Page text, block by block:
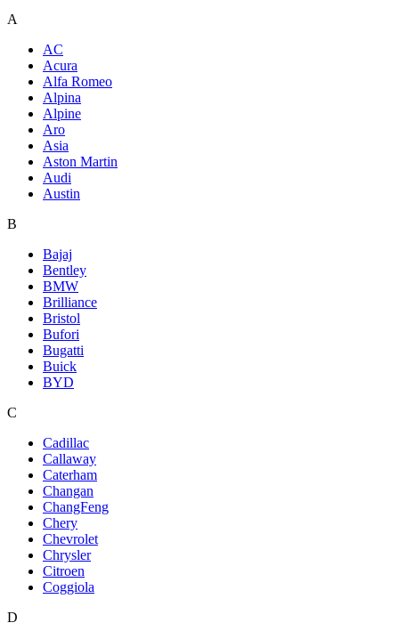
A
AC
Acura
Alfa Romeo
Alpina
Alpine
Aro
Asia
Aston Martin
Audi
Austin
B
Bajaj
Bentley
BMW
Brilliance
Bristol
Bufori
Bugatti
Buick
BYD
C
Cadillac
Callaway
Caterham
Changan
ChangFeng
Chery
Chevrolet
Chrysler
Citroen
Coggiola
D